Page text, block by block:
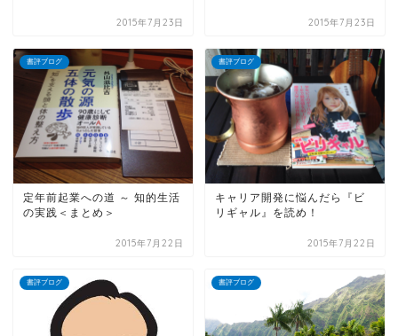
2015年7月23日 2015年7月23日
書評ブログ
定年前起業への道 ～ 知的生活
の実践＜まとめ＞
2015年7月22日
書評ブログ
キャリア開発に悩んだら『ビ
リギャル』を読め！
2015年7月22日
書評ブログ 書評ブログ